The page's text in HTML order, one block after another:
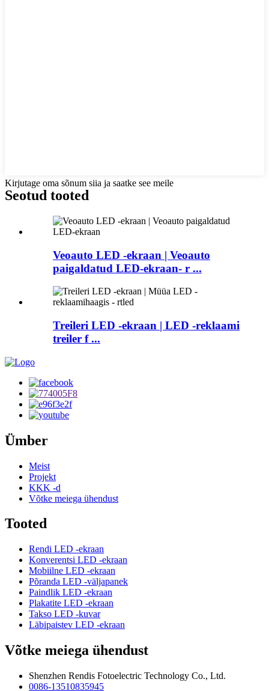
Kirjutage oma sõnum siia ja saatke see meile
Seotud tooted
Veoauto LED -ekraan | Veoauto
paigaldatud LED-ekraan- r ...
Treileri LED -ekraan | LED -reklaami
treiler f ...
Ümber
Meist
Projekt
KKK -d
Võtke meiega ühendust
Tooted
Rendi LED -ekraan
Konverentsi LED -ekraan
Mobiilne LED -ekraan
Põranda LED -väljapanek
Paindlik LED -ekraan
Plakatite LED -ekraan
Takso LED -kuvar
Läbipaistev LED -ekraan
Võtke meiega ühendust
Shenzhen Rendis Fotoelectric Technology Co., Ltd.
0086-13510835945